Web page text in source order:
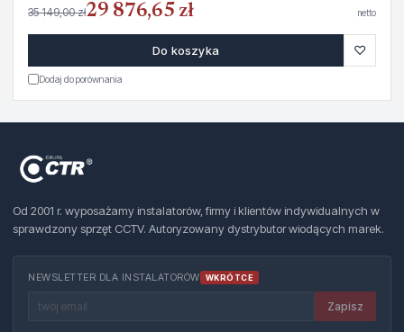
35 149,00 zł29 876,65 zł netto
Do koszyka ♡
Dodaj do porównania
Od 2001 r. wyposażamy instalatorów, firmy i klientów indywidualnych w
sprawdzony sprzęt CCTV. Autoryzowany dystrybutor wiodących marek.
NEWSLETTER DLA INSTALATORÓW WKRÓTCE
Zapisz